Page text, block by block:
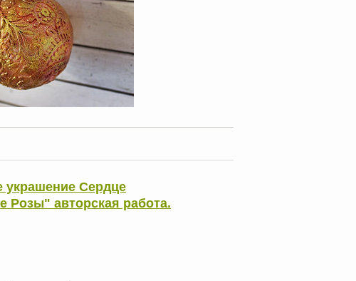
украшение Сердце
авторская работа.